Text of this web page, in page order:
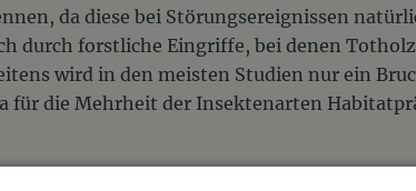
da diese bei Störungsereignissen
durch forstliche Eingriffe, bei denen
wird in den meisten Studien nur ein
für die Mehrheit der Insektenarten